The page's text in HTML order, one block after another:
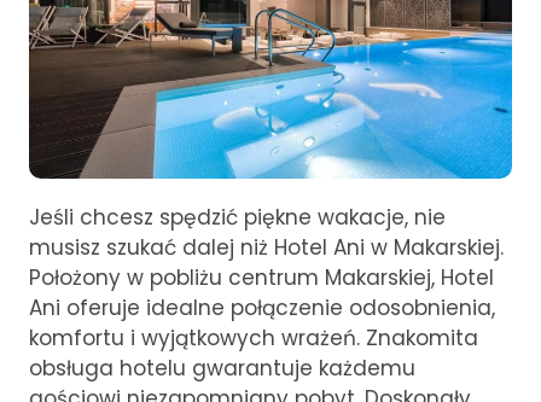
Jeśli chcesz spędzić piękne wakacje, nie
musisz szukać dalej niż Hotel Ani w Makarskiej.
Położony w pobliżu centrum Makarskiej, Hotel
Ani oferuje idealne połączenie odosobnienia,
komfortu i wyjątkowych wrażeń. Znakomita
obsługa hotelu gwarantuje każdemu